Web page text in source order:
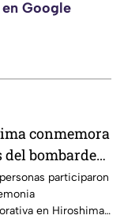
Google
conmemora
del bombardeo
con un minuto
participaron
en Hiroshima,